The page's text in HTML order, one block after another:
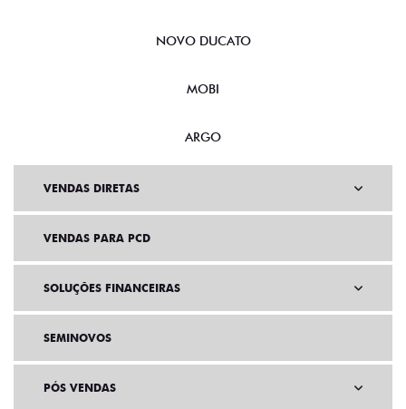
NOVO DUCATO
MOBI
ARGO
VENDAS DIRETAS
VENDAS PARA PCD
SOLUÇÕES FINANCEIRAS
SEMINOVOS
PÓS VENDAS